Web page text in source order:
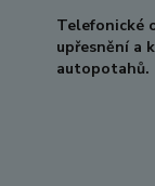
Telefonické
upřesnění a
autopotahů.